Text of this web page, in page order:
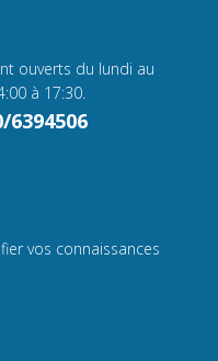
ouverts du lundi au
à 17:30.
6394506
vos connaissances